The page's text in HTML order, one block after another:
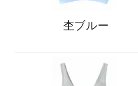
杢ブルー